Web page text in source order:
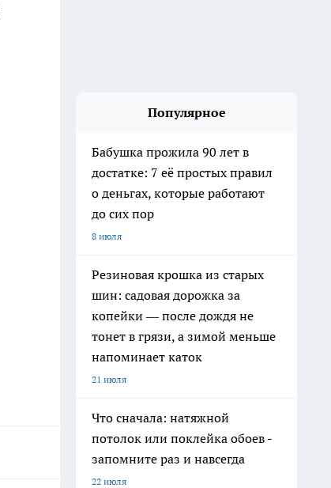
Популярное
Бабушка прожила 90 лет в
достатке: 7 её простых правил
о деньгах, которые работают
до сих пор
8 июля
Резиновая крошка из старых
шин: садовая дорожка за
копейки — после дождя не
тонет в грязи, а зимой меньше
напоминает каток
21 июля
Что сначала: натяжной
потолок или поклейка обоев -
запомните раз и навсегда
22 июля